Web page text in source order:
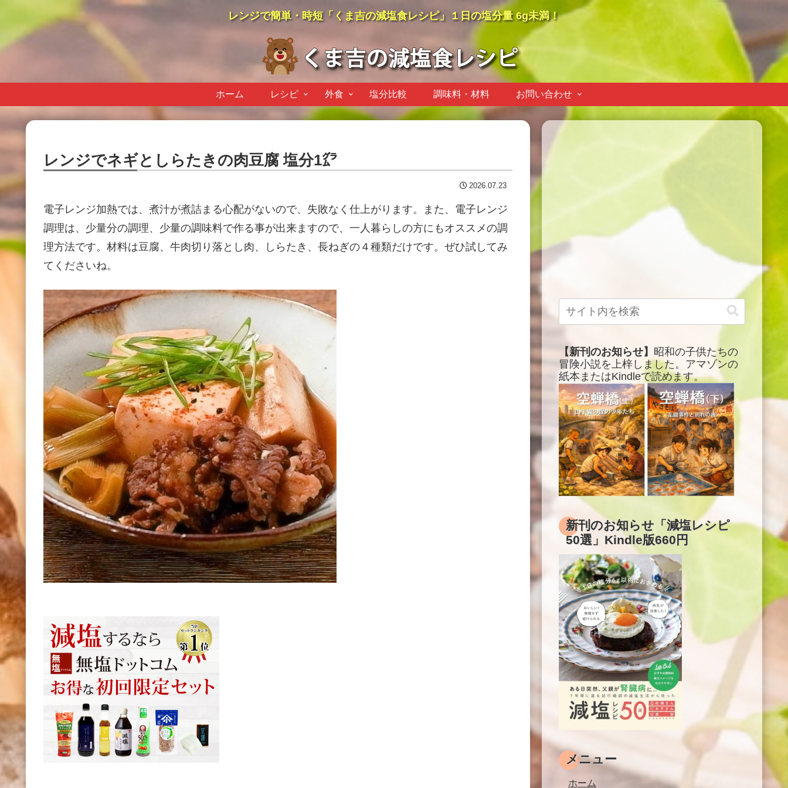
レンジで簡単・時短「くま吉の減塩食レシピ」１日の塩分量 6g未満！
ホーム レシピ 外食 塩分比較 調味料・材料 お問い合わせ
レンジでネギとしらたきの肉豆腐 塩分1㌘
2026.07.23
電子レンジ加熱では、煮汁が煮詰まる心配がないので、失敗なく仕上がります。また、電子レンジ
調理は、少量分の調理、少量の調味料で作る事が出来ますので、一人暮らしの方にもオススメの調
理方法です。材料は豆腐、牛肉切り落とし肉、しらたき、長ねぎの４種類だけです。ぜひ試してみ
てくださいね。
【新刊のお知らせ】 昭和の子供たちの
冒険小説を上梓しました。アマゾンの
紙本またはKindleで読めます。
新刊のお知らせ「減塩レシピ
50選」Kindle版660円
メニュー
ホーム